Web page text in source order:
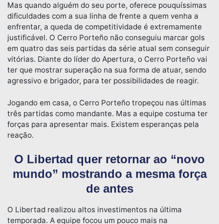
Mas quando alguém do seu porte, oferece pouquíssimas
dificuldades com a sua linha de frente a quem venha a
enfrentar, a queda de competitividade é extremamente
justificável. O Cerro Porteño não conseguiu marcar gols
em quatro das seis partidas da série atual sem conseguir
vitórias. Diante do líder do Apertura, o Cerro Porteño vai
ter que mostrar superação na sua forma de atuar, sendo
agressivo e brigador, para ter possibilidades de reagir.
Jogando em casa, o Cerro Porteño tropeçou nas últimas
três partidas como mandante. Mas a equipe costuma ter
forças para apresentar mais. Existem esperanças pela
reação.
O Libertad quer retornar ao “novo
mundo” mostrando a mesma força
de antes
O Libertad realizou altos investimentos na última
temporada. A equipe focou um pouco mais na